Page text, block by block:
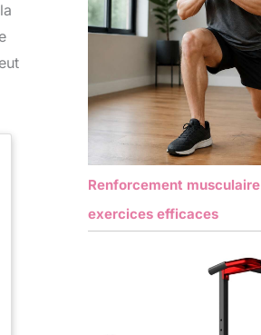
Renforcement
exercices efficaces